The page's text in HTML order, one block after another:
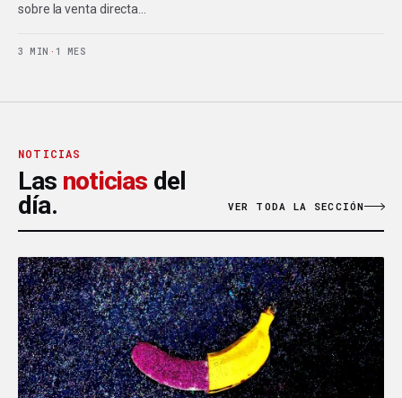
sobre la venta directa…
3 MIN · 1 MES
NOTICIAS
Las noticias del
día.
VER TODA LA SECCIÓN